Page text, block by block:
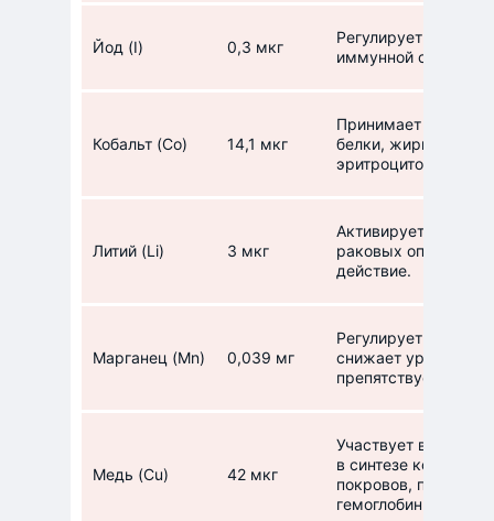
Йод (I) 0,3 мкг
Регулирует обмен
иммунной системы.
Кобальт (Co) 14,1 мкг
Принимает участие
белки, жиры и
эритроцитов,
Литий (Li) 3 мкг
Активирует
раковых опухолей,
действие.
Марганец (Mn) 0,039 мг
Регулирует
снижает уровень
препятствует
Медь (Cu) 42 мкг
Участвует в
в синтезе
покровов, помогает
гемоглобин.